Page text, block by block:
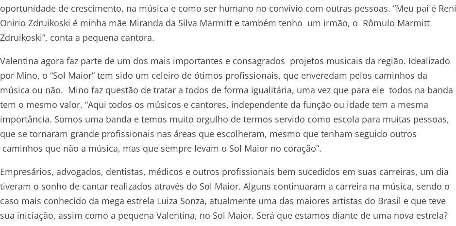
oportunidade de crescimento, na música e como ser humano no convívio com outras pessoas. “Meu pai é Reni
Onirio Zdruikoski é minha mãe Miranda da Silva Marmitt e também tenho um irmão, o Rômulo Marmitt
Zdruikoski”, conta a pequena cantora.
Valentina agora faz parte de um dos mais importantes e consagrados projetos musicais da região. Idealizado
por Mino, o “Sol Maior” tem sido um celeiro de ótimos profissionais, que enveredam pelos caminhos da
música ou não. Mino faz questão de tratar a todos de forma igualitária, uma vez que para ele todos na banda
tem o mesmo valor. “Aqui todos os músicos e cantores, independente da função ou idade tem a mesma
importância. Somos uma banda e temos muito orgulho de termos servido como escola para muitas pessoas,
que se tornaram grande profissionais nas áreas que escolheram, mesmo que tenham seguido outros
caminhos que não a música, mas que sempre levam o Sol Maior no coração”.
Empresários, advogados, dentistas, médicos e outros profissionais bem sucedidos em suas carreiras, um dia
tiveram o sonho de cantar realizados através do Sol Maior. Alguns continuaram a carreira na música, sendo o
caso mais conhecido da mega estrela Luiza Sonza, atualmente uma das maiores artistas do Brasil e que teve
sua iniciação, assim como a pequena Valentina, no Sol Maior. Será que estamos diante de uma nova estrela?